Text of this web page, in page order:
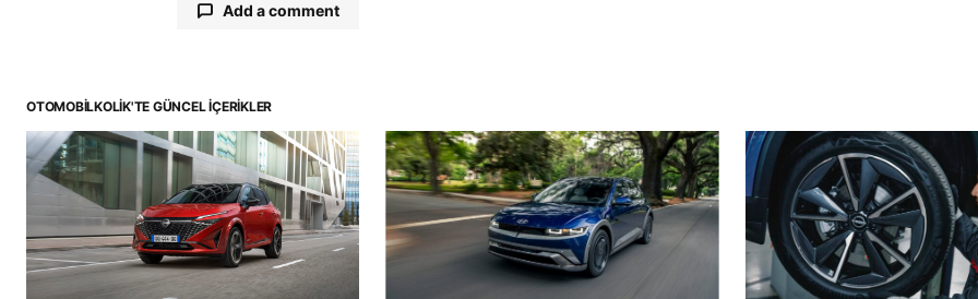
Add a comment
E-posta adresiniz yayınlanmayacak.
Comment*
OTOMOBILKOLIK'TE GÜNCEL İÇERIKLER